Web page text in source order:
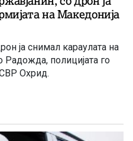
на Македонија
ја снимал караулата на
Радожда, полицијата го
Охрид.